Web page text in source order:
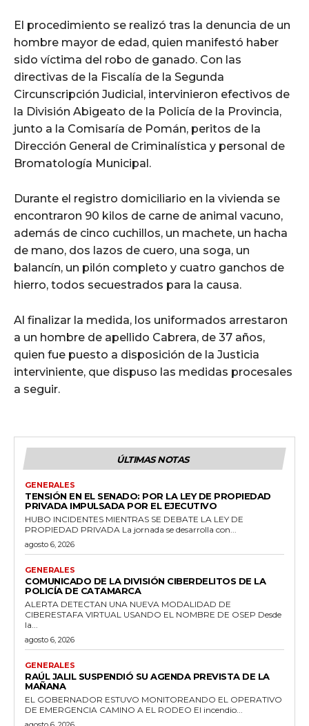
El procedimiento se realizó tras la denuncia de un
hombre mayor de edad, quien manifestó haber
sido víctima del robo de ganado. Con las
directivas de la Fiscalía de la Segunda
Circunscripción Judicial, intervinieron efectivos de
la División Abigeato de la Policía de la Provincia,
junto a la Comisaría de Pomán, peritos de la
Dirección General de Criminalística y personal de
Bromatología Municipal.
Durante el registro domiciliario en la vivienda se
encontraron 90 kilos de carne de animal vacuno,
además de cinco cuchillos, un machete, un hacha
de mano, dos lazos de cuero, una soga, un
balancín, un pilón completo y cuatro ganchos de
hierro, todos secuestrados para la causa.
Al finalizar la medida, los uniformados arrestaron
a un hombre de apellido Cabrera, de 37 años,
quien fue puesto a disposición de la Justicia
interviniente, que dispuso las medidas procesales
a seguir.
ÚLTIMAS NOTAS
GENERALES
TENSIÓN EN EL SENADO: POR LA LEY DE PROPIEDAD
PRIVADA IMPULSADA POR EL EJECUTIVO
HUBO INCIDENTES MIENTRAS SE DEBATE LA LEY DE
PROPIEDAD PRIVADA La jornada se desarrolla con...
agosto 6, 2026
GENERALES
COMUNICADO DE LA DIVISIÓN CIBERDELITOS DE LA
POLICÍA DE CATAMARCA
ALERTA DETECTAN UNA NUEVA MODALIDAD DE
CIBERESTAFA VIRTUAL USANDO EL NOMBRE DE OSEP Desde
la...
agosto 6, 2026
GENERALES
RAÚL JALIL SUSPENDIÓ SU AGENDA PREVISTA DE LA
MAÑANA
EL GOBERNADOR ESTUVO MONITOREANDO EL OPERATIVO
DE EMERGENCIA CAMINO A EL RODEO El incendio...